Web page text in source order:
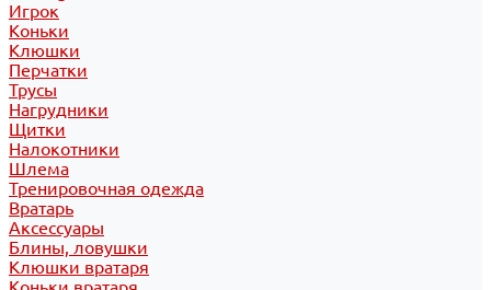
Игрок
Коньки
Клюшки
Перчатки
Трусы
Нагрудники
Щитки
Налокотники
Шлема
Тренировочная одежда
Вратарь
Аксессуары
Блины, ловушки
Клюшки вратаря